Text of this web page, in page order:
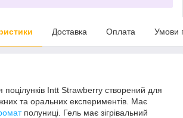
Доставка Оплата Умови
Intt Strawberry створений для
та оральних експериментів. Має
полуниці. Гель має зігрівальний